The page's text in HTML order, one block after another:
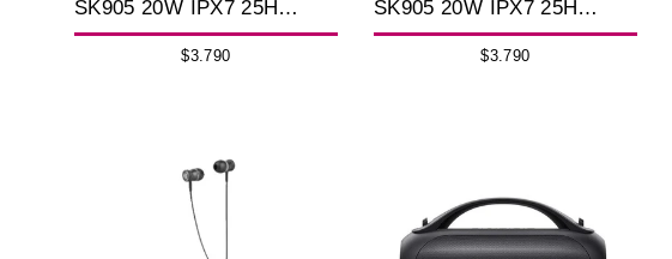
SK905 20W IPX7 25H
Portátil Beige
$3.790
SK905 20W IPX7 25H
Portátil Negro
$3.790